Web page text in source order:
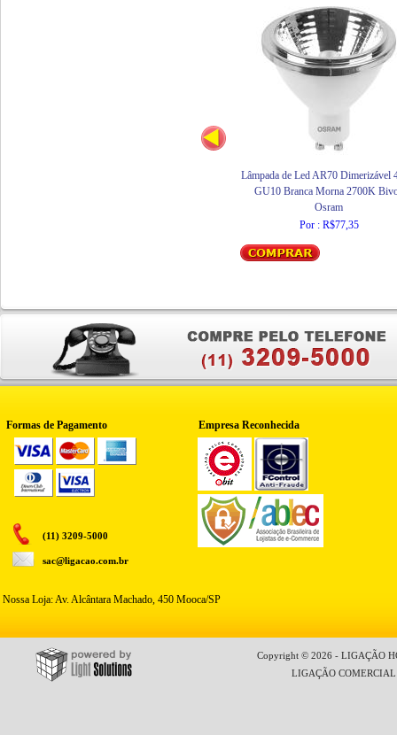
Lâmpada de Led AR70 Dimerizável
GU10 Branca Morna 2700K
Osram
Por : R$77,35
Formas de Pagamento Empresa Reconhecida
(11) 3209-5000
sac@ligacao.com.br
Nossa Loja: Av. Alcântara Machado, 450 Mooca/SP
Copyright © 2026 - LIGAÇÃO
LIGAÇÃO